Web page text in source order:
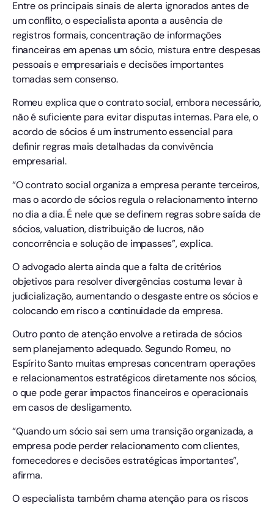
Entre os principais sinais de alerta ignorados antes de
um conflito, o especialista aponta a ausência de
registros formais, concentração de informações
financeiras em apenas um sócio, mistura entre despesas
pessoais e empresariais e decisões importantes
tomadas sem consenso.
Romeu explica que o contrato social, embora necessário,
não é suficiente para evitar disputas internas. Para ele, o
acordo de sócios é um instrumento essencial para
definir regras mais detalhadas da convivência
empresarial.
“O contrato social organiza a empresa perante terceiros,
mas o acordo de sócios regula o relacionamento interno
no dia a dia. É nele que se definem regras sobre saída de
sócios, valuation, distribuição de lucros, não
concorrência e solução de impasses”, explica.
O advogado alerta ainda que a falta de critérios
objetivos para resolver divergências costuma levar à
judicialização, aumentando o desgaste entre os sócios e
colocando em risco a continuidade da empresa.
Outro ponto de atenção envolve a retirada de sócios
sem planejamento adequado. Segundo Romeu, no
Espírito Santo muitas empresas concentram operações
e relacionamentos estratégicos diretamente nos sócios,
o que pode gerar impactos financeiros e operacionais
em casos de desligamento.
“Quando um sócio sai sem uma transição organizada, a
empresa pode perder relacionamento com clientes,
fornecedores e decisões estratégicas importantes”,
afirma.
O especialista também chama atenção para os riscos